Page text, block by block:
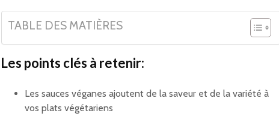
TABLE DES MATIÈRES
Les points clés à retenir:
Les sauces véganes ajoutent de la saveur et de la variété à
vos plats végétariens